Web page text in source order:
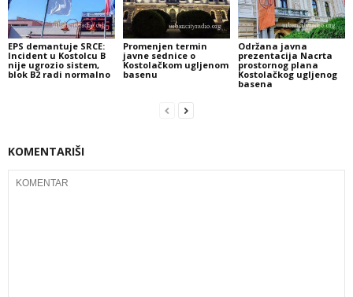
EPS demantuje SRCE:
Incident u Kostolcu B
nije ugrozio sistem,
blok B2 radi normalno
Promenjen termin
javne sednice o
Kostolačkom ugljenom
basenu
Održana javna
prezentacija Nacrta
prostornog plana
Kostolačkog ugljenog
basena
KOMENTARIŠI